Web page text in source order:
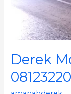
Derek